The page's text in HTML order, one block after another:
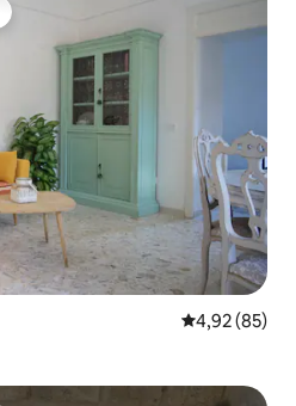
Note
4,92 (85)